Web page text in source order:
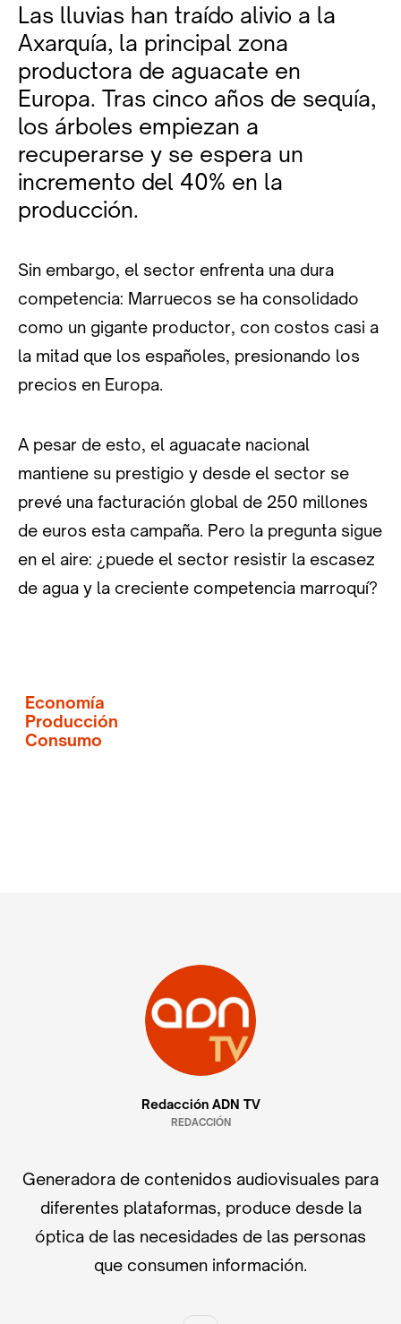
Las lluvias han traído alivio a la
Axarquía, la principal zona
productora de aguacate en
Europa. Tras cinco años de sequía,
los árboles empiezan a
recuperarse y se espera un
incremento del 40% en la
producción.
Sin embargo, el sector enfrenta una dura
competencia: Marruecos se ha consolidado
como un gigante productor, con costos casi a
la mitad que los españoles, presionando los
precios en Europa.
A pesar de esto, el aguacate nacional
mantiene su prestigio y desde el sector se
prevé una facturación global de 250 millones
de euros esta campaña. Pero la pregunta sigue
en el aire: ¿puede el sector resistir la escasez
de agua y la creciente competencia marroquí?
Economía
Producción
Consumo
Redacción ADN TV
REDACCIÓN
Generadora de contenidos audiovisuales para
diferentes plataformas, produce desde la
óptica de las necesidades de las personas
que consumen información.